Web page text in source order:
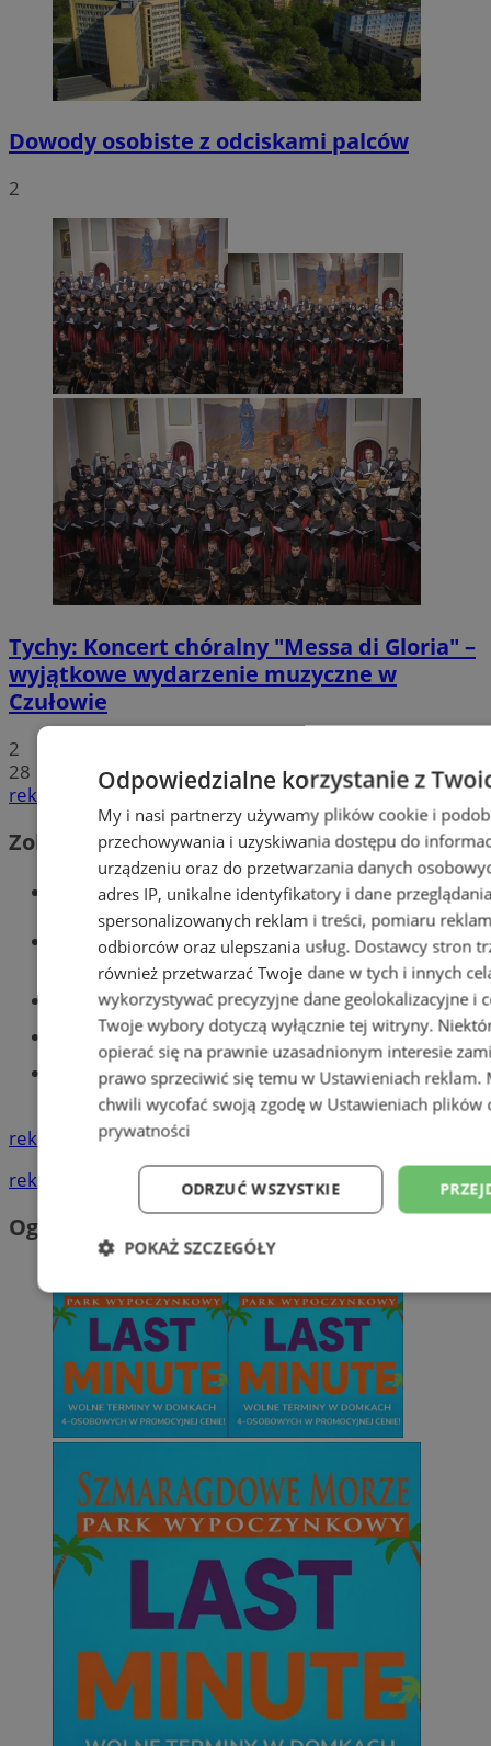
Dowody osobiste z odciskami palców
2
Tychy: Koncert chóralny "Messa di Gloria" –
wyjątkowe wydarzenie muzyczne w
Czułowie
2
28
reklama
Zobacz również
Wiadomości kryminalne w Tychach
Wiadomości lokalne
Części samochodowe do -70%!
Tworzenie stron www - Tychy
Znajdź pracę - codziennie nowe
ogłoszenia
reklama
reklama
Ogłoszenia
Odpowiedzialne korzystanie z
My i nasi partnerzy używamy plików cookie i
przechowywania i uzyskiwania dostępu do
urządzeniu oraz do przetwarzania danych
adres IP, unikalne identyfikatory i dane
spersonalizowanych reklam i treści, pomiaru
odbiorców oraz ulepszania usług. Dostawcy stron
również przetwarzać Twoje dane w tych i innych
wykorzystywać precyzyjne dane geolokalizacyjne i
Twoje wybory dotyczą wyłącznie tej witryny.
opierać się na prawnie uzasadnionym interesie
prawo sprzeciwić się temu w Ustawieniach reklam.
chwili wycofać swoją zgodę w Ustawieniach plików
prywatności
ODRZUĆ WSZYSTKIE
POKAŻ SZCZEGÓŁY
Niezbędne Wydajność
Niesklasyfikowane
Niezbędne Wydajność Targetowanie
Niezbędne pliki cookie umożliwiają korzystanie z podstawowych
takich jak logowanie użytkownika i zarządzanie kontem. Bez
można prawidłowo korzystać ze strony internetowej.
Nazwa
SessID